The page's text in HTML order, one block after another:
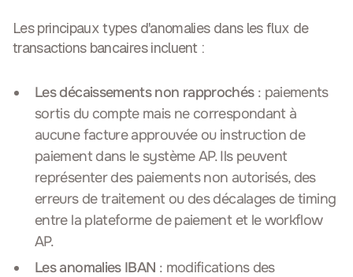
Les principaux types d'anomalies dans les flux de
transactions bancaires incluent :
Les décaissements non rapprochés: paiements
sortis du compte mais ne correspondant à
aucune facture approuvée ou instruction de
paiement dans le système AP. Ils peuvent
représenter des paiements non autorisés, des
erreurs de traitement ou des décalages de timing
entre la plateforme de paiement et le workflow
AP.
Les anomalies IBAN : modifications des